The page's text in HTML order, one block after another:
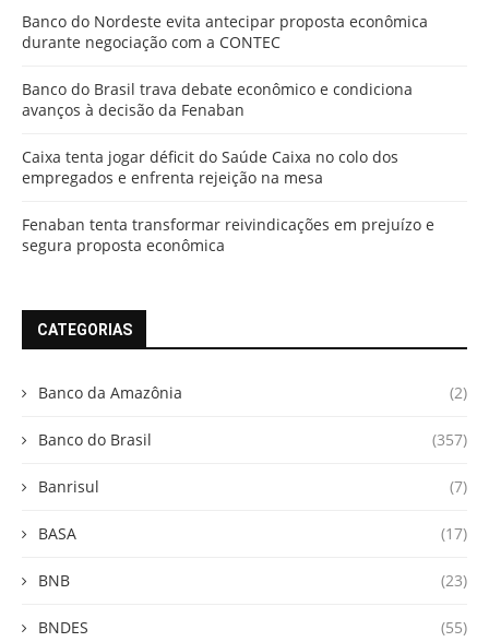
Banco do Nordeste evita antecipar proposta econômica
durante negociação com a CONTEC
Banco do Brasil trava debate econômico e condiciona
avanços à decisão da Fenaban
Caixa tenta jogar déficit do Saúde Caixa no colo dos
empregados e enfrenta rejeição na mesa
Fenaban tenta transformar reivindicações em prejuízo e
segura proposta econômica
CATEGORIAS
Banco da Amazônia (2)
Banco do Brasil (357)
Banrisul (7)
BASA (17)
BNB (23)
BNDES (55)